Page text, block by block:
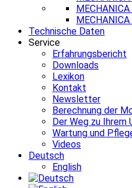
Technische Daten
Service
Erfahrungsbericht
Downloads
Lexikon
Kontakt
Newsletter
Berechnung der
Der Weg zu Ihrem
Wartung und
Videos
Deutsch
English